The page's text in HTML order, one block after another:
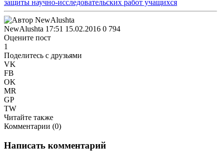
NewAlushta 17:51 15.02.2016 0 794
Оцените пост
1
Поделитесь с друзьями
VK
FB
OK
MR
GP
TW
Читайте также
Комментарии (0)
Написать комментарий